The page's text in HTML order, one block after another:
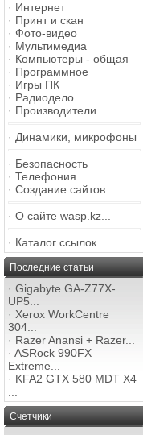
· Интернет
· Принт и скан
· Фото-видео
· Мультимедиа
· Компьютеры - общая
· Программное
· Игры ПК
· Радиодело
· Производители
· Динамики, микрофоны
· Безопасность
· Телефония
· Создание сайтов
· О сайте wasp.kz...
· Каталог ссылок
Последние статьи
· Gigabyte GA-Z77X-
UP5...
· Xerox WorkCentre
304...
· Razer Anansi + Razer...
· ASRock 990FX
Extreme...
· KFA2 GTX 580 MDT X4
Счетчики